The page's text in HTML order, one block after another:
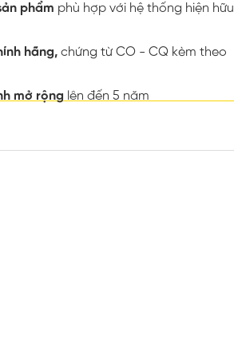
phẩm phù hợp với hệ thống hiện hữu
hãng, chứng từ CO - CQ kèm theo
mở rộng lên đến 5 năm